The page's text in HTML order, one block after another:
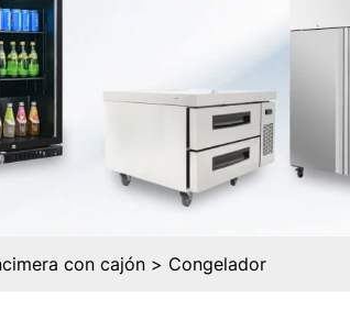
con cajón Congelador